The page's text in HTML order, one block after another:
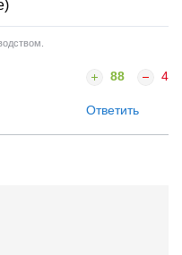
88 4
Ответить